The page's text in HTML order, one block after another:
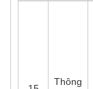
Thông